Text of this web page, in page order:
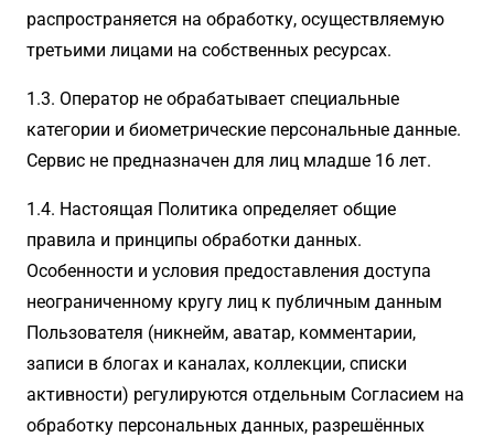
распространяется на обработку, осуществляемую
третьими лицами на собственных ресурсах.
1.3. Оператор не обрабатывает специальные
категории и биометрические персональные данные.
Сервис не предназначен для лиц младше 16 лет.
1.4. Настоящая Политика определяет общие
правила и принципы обработки данных.
Особенности и условия предоставления доступа
неограниченному кругу лиц к публичным данным
Пользователя (никнейм, аватар, комментарии,
записи в блогах и каналах, коллекции, списки
активности) регулируются отдельным Согласием на
обработку персональных данных, разрешённых